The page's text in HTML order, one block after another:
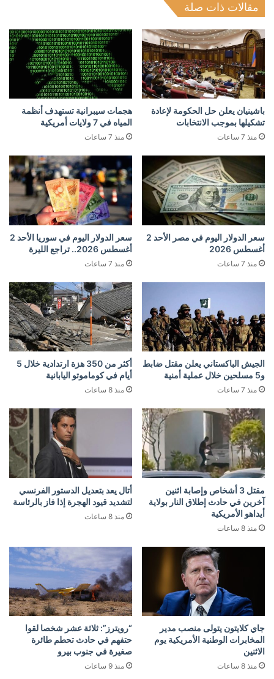
مقالات ذات صلة
باشينيان يعلن حل الحكومة لإعادة
تشكيلها بموجب الانتخابات
منذ 7 ساعات
هجمات سيبرانية تستهدف أنظمة
المياه في 7 ولايات أمريكية
منذ 7 ساعات
سعر الدولار اليوم في مصر الأحد 2
أغسطس 2026
منذ 7 ساعات
سعر الدولار اليوم في سوريا الأحد 2
أغسطس 2026.. تراجع الليرة
منذ 7 ساعات
الجيش الباكستاني يعلن مقتل ضابط
و5 مسلحين خلال عملية أمنية
منذ 7 ساعات
أكثر من 350 هزة ارتدادية خلال 5
أيام في كوماموتو اليابانية
منذ 8 ساعات
مقتل 3 أشخاص وإصابة اثنين
آخرين في حادث إطلاق النار بولاية
أيداهو الأمريكية
منذ 8 ساعات
أتال يعد بتعديل الدستور الفرنسي
لتشديد قيود الهجرة إذا فاز بالرئاسة
منذ 8 ساعات
جاي كلايتون يتولى منصب مدير
المخابرات الوطنية الأمريكية يوم
الاثنين
منذ 8 ساعات
“رويترز”: ثلاثة عشر شخصا لقوا
حتفهم في حادث تحطم طائرة
صغيرة في جنوب بيرو
منذ 9 ساعات